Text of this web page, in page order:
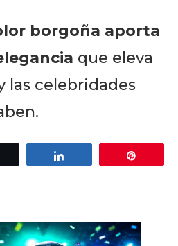
borgoña aporta
que eleva
las celebridades